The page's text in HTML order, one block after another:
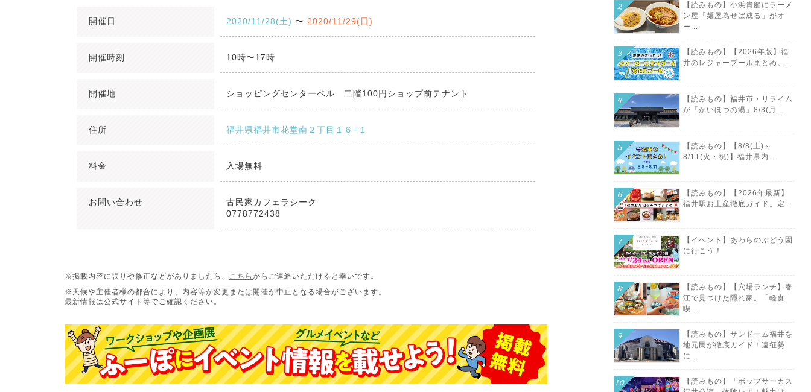
開催日 2020/11/28(土) 〜 2020/11/29(日)
開催時刻 10時〜17時
開催地 ショッピングセンターベル 二階100円ショップ前テナント
住所 福井県福井市花堂南２丁目１６−１
料金 入場無料
お問い合わせ
古民家カフェラシーク
0778772438
※掲載内容に誤りや修正などがありましたら、 こちら からご連絡いただけると幸いです。
※天候や主催者様の都合により、内容等が変更または開催が中止となる場合がございます。
最新情報は公式サイト等でご確認ください。
【読みもの】小浜貴船にラーメ
ン屋「麺屋為せば成る」がオ
ー...
【読みもの】【2026年版】福
井のレジャープールまとめ。...
【読みもの】福井市・リライム
が「かいほつの湯」8/3(月...
【読みもの】【8/8(土)～
8/11(火・祝)】福井県内...
【読みもの】【2026年最新】
福井駅お土産徹底ガイド。定...
【イベント】あわらのぶどう園
に行こう！
【読みもの】【穴場ランチ】春
江で見つけた隠れ家。「軽食
喫...
【読みもの】サンドーム福井を
地元民が徹底ガイド！遠征勢
に...
【読みもの】「ポップサーカス